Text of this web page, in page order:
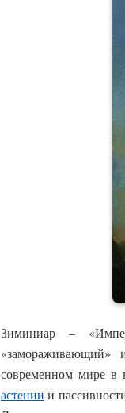
Зиминиар –
современном мире в
астении и